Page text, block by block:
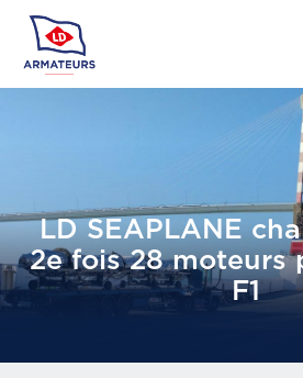
LD SEAPLANE
2e fois 28 moteurs
F1